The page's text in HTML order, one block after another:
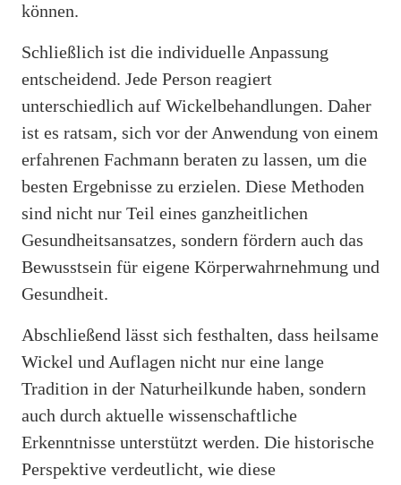
können.
Schließlich ist die individuelle Anpassung
entscheidend. Jede Person reagiert
unterschiedlich auf Wickelbehandlungen. Daher
ist es ratsam, sich vor der Anwendung von einem
erfahrenen Fachmann beraten zu lassen, um die
besten Ergebnisse zu erzielen. Diese Methoden
sind nicht nur Teil eines ganzheitlichen
Gesundheitsansatzes, sondern fördern auch das
Bewusstsein für eigene Körperwahrnehmung und
Gesundheit.
Abschließend lässt sich festhalten, dass heilsame
Wickel und Auflagen nicht nur eine lange
Tradition in der Naturheilkunde haben, sondern
auch durch aktuelle wissenschaftliche
Erkenntnisse unterstützt werden. Die historische
Perspektive verdeutlicht, wie diese